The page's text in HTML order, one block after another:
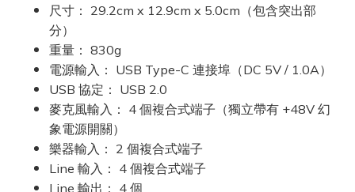
尺寸： 29.2cm x 12.9cm x 5.0cm（包含突出部
分）
重量： 830g
電源輸入： USB Type-C 連接埠（DC 5V / 1.0A）
USB 協定： USB 2.0
麥克風輸入： 4 個複合式端子（獨立帶有 +48V 幻
象電源開關）
樂器輸入： 2 個複合式端子
Line 輸入： 4 個複合式端子
Line 輸出： 4 個